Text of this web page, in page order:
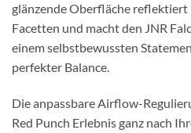
glänzende Oberfläche reflektiert
Facetten und macht den JNR
einem selbstbewussten
perfekter Balance.
Die anpassbare Airflow-
Red Punch Erlebnis ganz nach